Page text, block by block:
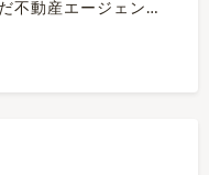
不動産エージェン…